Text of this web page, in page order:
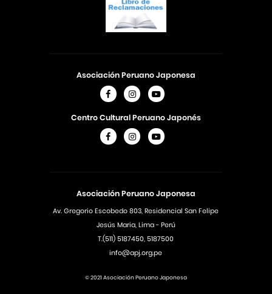
Asociación Peruano Japonesa
Av. Gregorio Escobedo 803, Residencial San Felipe
Jesús Maria, Lima - Perú
T.(511) 5187450, 5187500
info@apj.org.pe
Asociación Peruano Japonesa
Centro Cultural Peruano Japonés
© 2021 Asociación Peruano Japonesa